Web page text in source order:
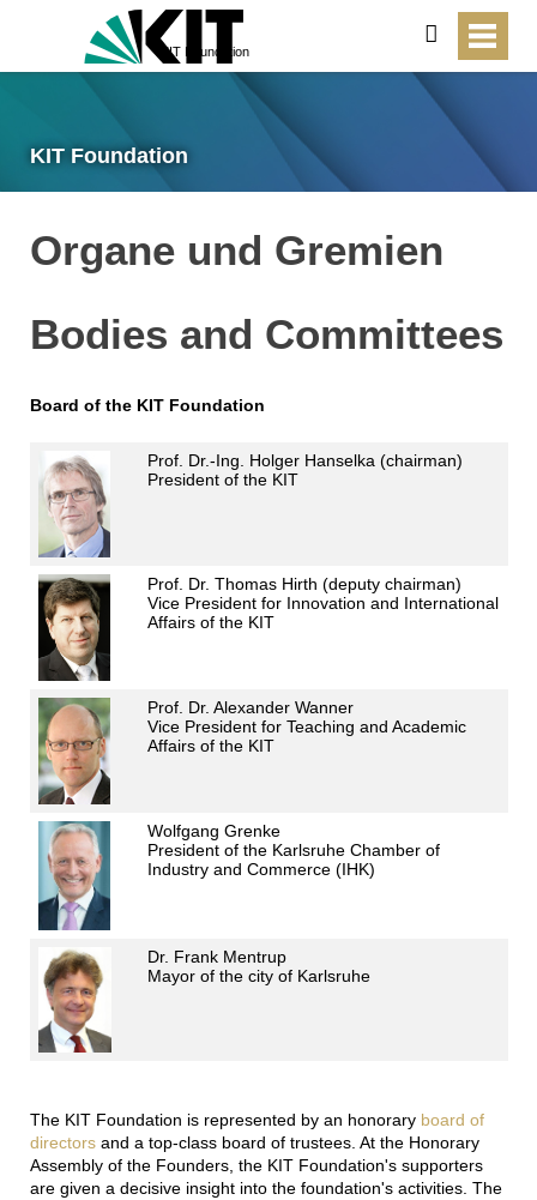
KIT Foundation
search
KIT Foundation
Organe und Gremien
Bodies and Committees
Board of the KIT Foundation
Prof. Dr.-Ing. Holger Hanselka (chairman)
President of the KIT
Prof. Dr. Thomas Hirth (deputy chairman)
Vice President for Innovation and International
Affairs of the KIT
Prof. Dr. Alexander Wanner
Vice President for Teaching and Academic
Affairs of the KIT
Wolfgang Grenke
President of the Karlsruhe Chamber of
Industry and Commerce (IHK)
Dr. Frank Mentrup
Mayor of the city of Karlsruhe
The KIT Foundation is represented by an honorary board of
directors and a top-class board of trustees. At the Honorary
Assembly of the Founders, the KIT Foundation's supporters
are given a decisive insight into the foundation's activities. The